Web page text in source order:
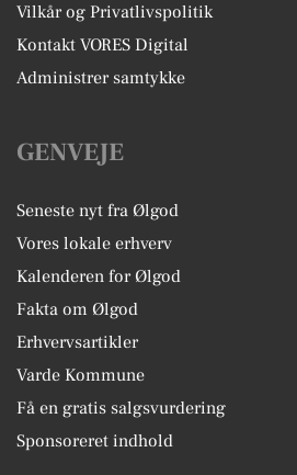
Vilkår og Privatlivspolitik
Kontakt VORES Digital
Administrer samtykke
GENVEJE
Seneste nyt fra Ølgod
Vores lokale erhverv
Kalenderen for Ølgod
Fakta om Ølgod
Erhvervsartikler
Varde Kommune
Få en gratis salgsvurdering
Sponsoreret indhold